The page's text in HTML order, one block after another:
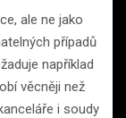
ale ne jako
případů
například
věcněji než
i soudy